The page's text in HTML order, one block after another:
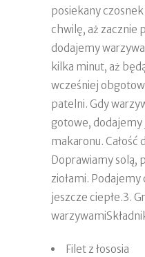
posiekany
chwilę, aż zacznie
dodajemy
kilka minut, aż
wcześniej
patelni. Gdy
gotowe, dodajemy
makaronu. Całość
Doprawiamy solą,
ziołami. Podajemy
jeszcze ciepłe.3.
Filet z łososia